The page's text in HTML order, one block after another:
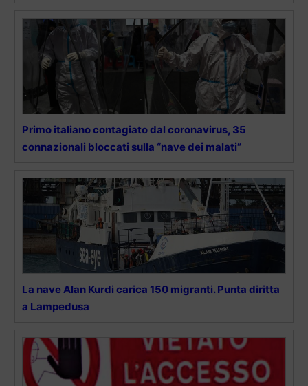
Primo italiano contagiato dal coronavirus, 35
connazionali bloccati sulla “nave dei malati”
La nave Alan Kurdi carica 150 migranti. Punta diritta
a Lampedusa